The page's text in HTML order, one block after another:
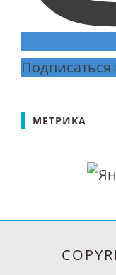
МЕТРИКА